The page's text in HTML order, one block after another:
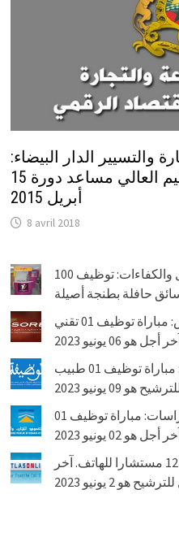
والتسيير الدار البيضاء:
مباراة توظيف أستاذ التعليم العالي مساعد دورة 15
أبريل 2015
8 avril 2018
الوكالة الوطنية لإنعاش التشغيل والكفاءات: توظيف 100
حافلة بطنجة أصيلة
الشركة الملكية لتشجيع الفرس: مباراة توظيف 01 تقني
يونيو 2023
جماعة اكوراي – إقليم الحاجب: مباراة توظيف 01 طبيب
يونيو 2023
المختبر العمومي للتجارب والدراسات: مباراة توظيف 01
أطلس أون لاين: مباراة توظيف 12 مستشارا للهاتف. آخر
هو 2 يونيو 2023